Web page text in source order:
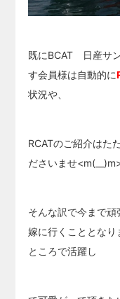
既にBCAT 日産サ
す会員様は自動的に
状況や、
RCATのご紹介はた
ださいませ
そんな訳で今まで頑
嫁に行くこととな
ところで活躍し